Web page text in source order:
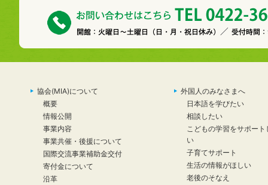
協会(MIA)について
概要
情報公開
事業内容
事業共催・後援について
国際交流事業補助金交付
寄付金について
沿革
外国人のみなさまへ
日本語を学びたい
相談したい
こどもの学習をサポート
い
子育てサポート
生活の情報がほしい
老後のそなえ